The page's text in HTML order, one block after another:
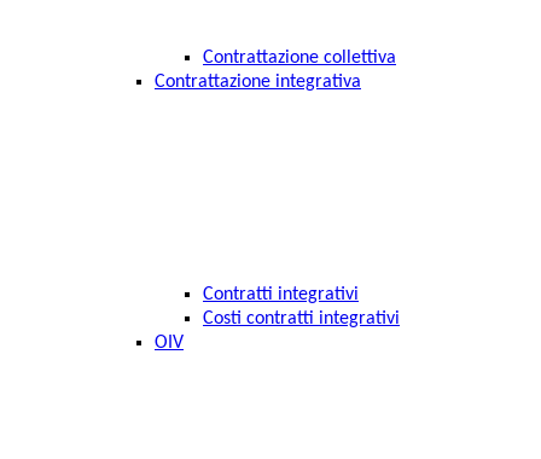
Contrattazione collettiva
Contrattazione integrativa
Contratti integrativi
Costi contratti integrativi
OIV